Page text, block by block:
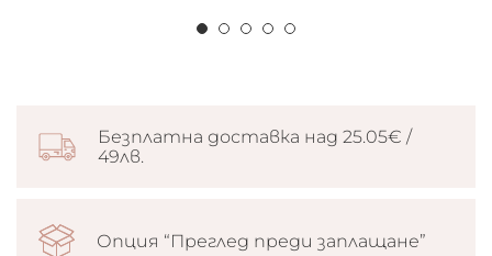
Безплатна доставка над 25.05€ /
49лв.
Опция “Преглед преди заплащане”